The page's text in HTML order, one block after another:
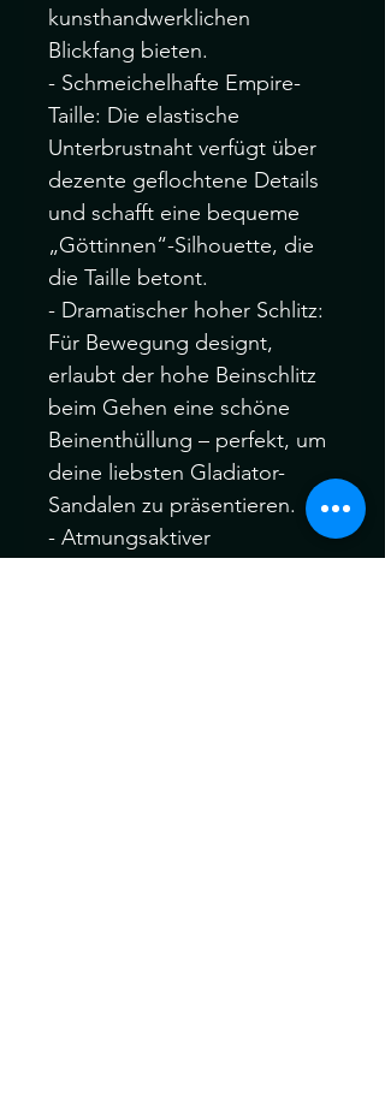
kunsthandwerklichen
Blickfang bieten.
- Schmeichelhafte Empire-
Taille: Die elastische
Unterbrustnaht verfügt über
dezente geflochtene Details
und schafft eine bequeme
„Göttinnen“-Silhouette, die
die Taille betont.
- Dramatischer hoher Schlitz:
Für Bewegung designt,
erlaubt der hohe Beinschlitz
beim Gehen eine schöne
Beinenthüllung – perfekt, um
deine liebsten Gladiator-
Sandalen zu präsentieren.
- Atmungsaktiver